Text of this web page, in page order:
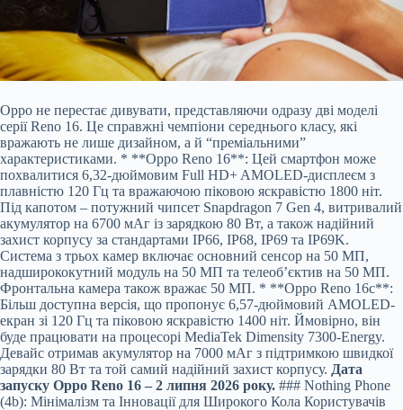
Oppo не перестає дивувати, представляючи одразу дві моделі
серії Reno 16. Це справжні чемпіони середнього класу, які
вражають не лише дизайном, а й “преміальними”
характеристиками. * **Oppo Reno 16**: Цей смартфон може
похвалитися 6,32-дюймовим Full HD+ AMOLED-дисплеєм з
плавністю 120 Гц та вражаючою піковою яскравістю 1800 ніт.
Під капотом – потужний чипсет Snapdragon 7 Gen 4, витривалий
акумулятор на 6700 мАг із зарядкою 80 Вт, а також надійний
захист корпусу за стандартами IP66, IP68, IP69 та IP69K.
Система з трьох камер включає основний сенсор на 50 МП,
надширококутний модуль на 50 МП та телеоб’єктив на 50 МП.
Фронтальна камера також вражає 50 МП. * **Oppo Reno 16c**:
Більш доступна версія, що пропонує 6,57-дюймовий AMOLED-
екран зі 120 Гц та піковою яскравістю 1400 ніт. Ймовірно, він
буде працювати на процесорі MediaTek Dimensity 7300-Energy.
Девайс отримав акумулятор на 7000 мАг з підтримкою швидкої
зарядки 80 Вт та той самий надійний захист корпусу. Дата
запуску Oppo Reno 16 – 2 липня 2026 року. ### Nothing Phone
(4b): Мінімалізм та Інновації для Широкого Кола Користувачів